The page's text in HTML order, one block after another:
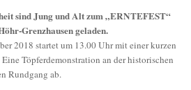
sind Jung und Alt zum „ERNTEFEST“
Grenzhausen geladen.
2018 startet um 13.00 Uhr mit einer kurzen
Töpferdemonstration an der historischen
Rundgang ab.